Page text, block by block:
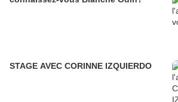
STAGE AVEC CORINNE IZQUIERDO